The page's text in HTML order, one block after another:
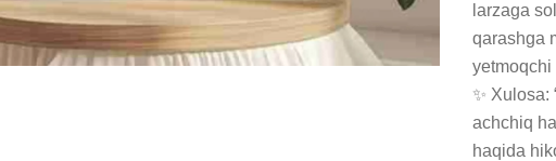
larzaga
qarashga
yetmoqchi
✨
achchiq
haqida